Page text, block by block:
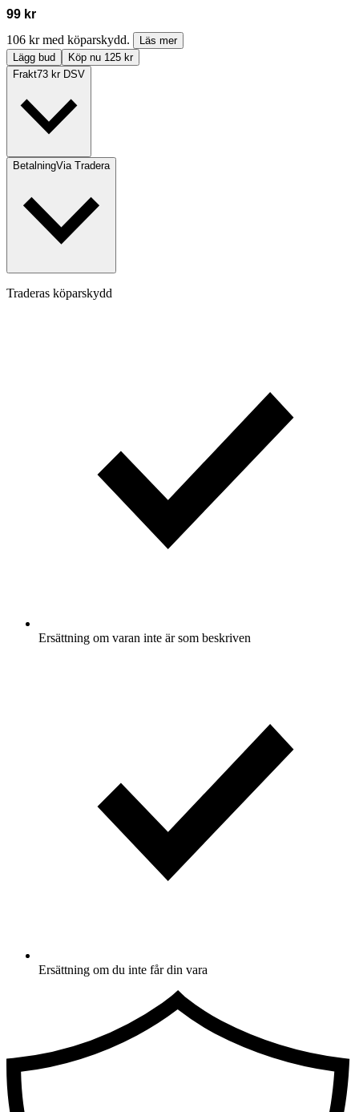
99 kr
106 kr med köparskydd.
Läs mer
Lägg bud
Köp nu 125 kr
Frakt73 kr DSV
BetalningVia Tradera
Traderas köparskydd
Ersättning om varan inte är som beskriven
Ersättning om du inte får din vara